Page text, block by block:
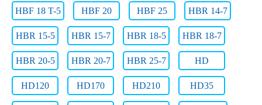
HBF 18 T-5 HBF 20 HBF 25 HBR 14-7
HBR 15-5 HBR 15-7 HBR 18-5 HBR 18-7
HBR 20-5 HBR 20-7 HBR 25-7 HD
HD120 HD170 HD210 HD35